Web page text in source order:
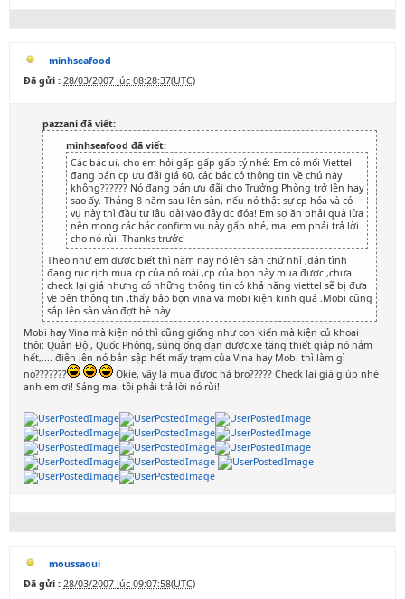
minhseafood
Đã gửi : 28/03/2007 lúc 08:28:37(UTC)
pazzani đã viết:
minhseafood đã viết:
Các bác ui, cho em hỏi gấp gấp gấp tý nhé: Em có mối Viettel
đang bán cp ưu đãi giá 60, các bác có thông tin về chú này
không?????? Nó đang bán ưu đãi cho Trưởng Phòng trở lên hay
sao ấy. Tháng 8 năm sau lên sàn, nếu nó thật sự cp hóa và có
vụ này thì đầu tư lâu dài vào đây dc đóa! Em sợ ăn phải quả lừa
nên mong các bác confirm vụ này gấp nhé, mai em phải trả lời
cho nó rùi. Thanks trước!
Theo như em được biết thì năm nay nó lên sàn chứ nhỉ ,dân tình
đang rục rịch mua cp của nó roài ,cp của bọn này mua được ,chưa
check lại giá nhưng có những thông tin có khả năng viettel sẽ bị đưa
về bên thông tin ,thấy bảo bọn vina và mobi kiện kinh quá .Mobi cũng
sắp lên sàn vào đợt hè này .
Mobi hay Vina mà kiện nó thì cũng giống như con kiến mà kiện củ khoai
thôi: Quân Đội, Quốc Phòng, súng ống đạn dược xe tăng thiết giáp nó nắm
hết,.... điên lên nó bắn sập hết mấy trạm của Vina hay Mobi thì làm gì
nó???????
Okie, vậy là mua được hả bro????? Check lại giá giúp nhé
anh em ơi! Sáng mai tôi phải trả lời nó rùi!
moussaoui
Đã gửi : 28/03/2007 lúc 09:07:58(UTC)